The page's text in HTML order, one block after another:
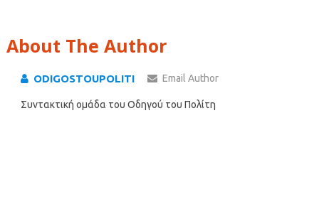
About The Author
ODIGOSTOUPOLITI Email Author
Συντακτική ομάδα του Οδηγού του Πολίτη